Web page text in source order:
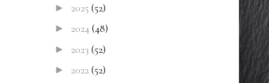
► 2025 (52)
► 2024(48)
► 2023 (52)
► 2022(52)